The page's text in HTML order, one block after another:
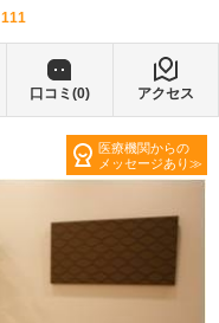
111
口コミ(0) アクセス
医療機関からの
メッセージあり